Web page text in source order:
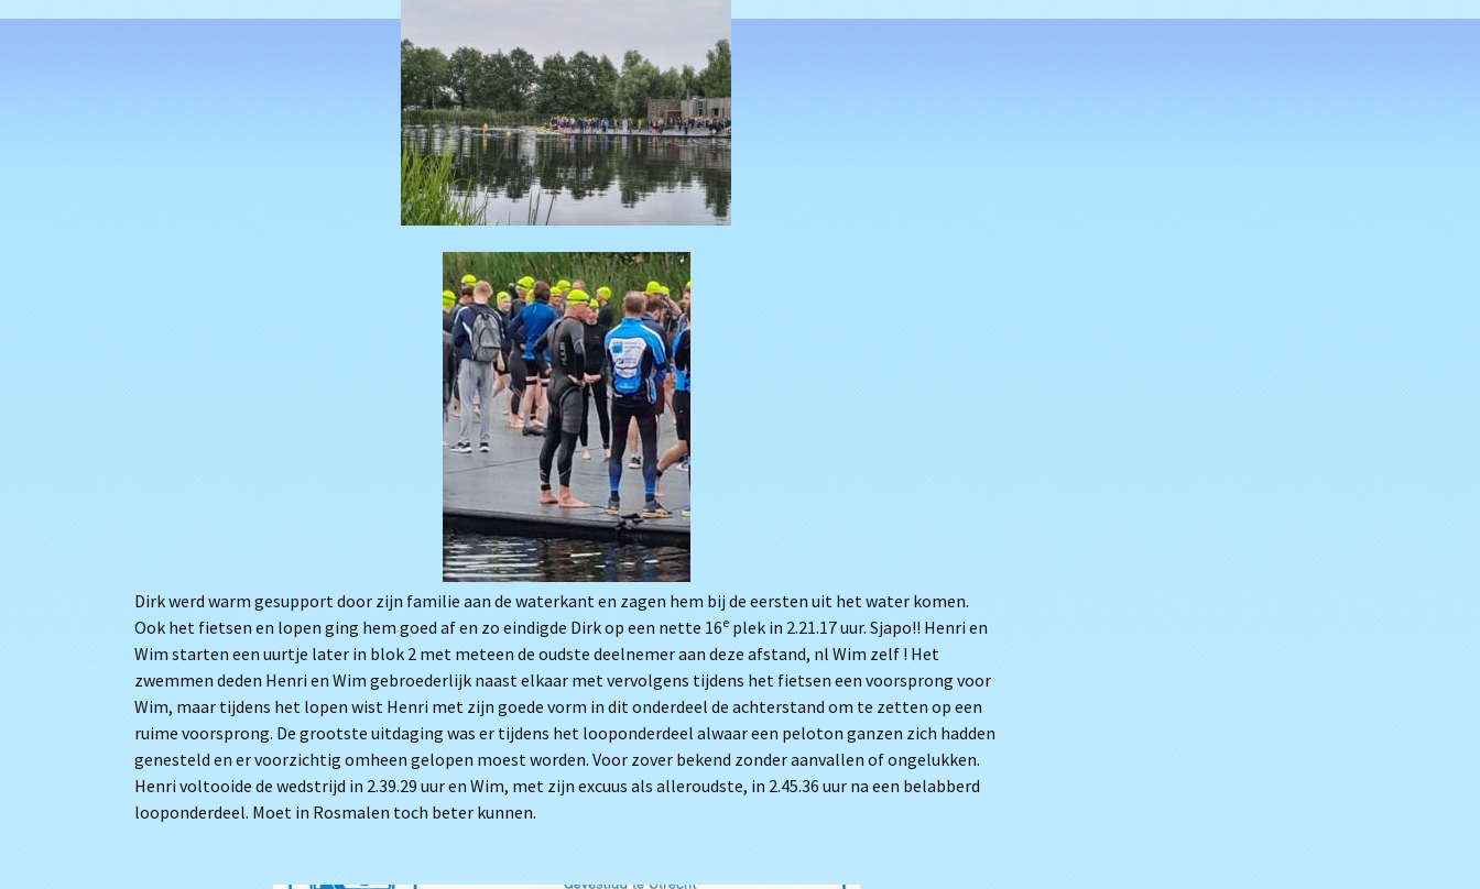
Dirk werd warm gesupport door zijn familie aan de waterkant en zagen hem bij de eersten uit het water komen.
Ook het fietsen en lopen ging hem goed af en zo eindigde Dirk op een nette 16e plek in 2.21.17 uur. Sjapo!! Henri en
Wim starten een uurtje later in blok 2 met meteen de oudste deelnemer aan deze afstand, nl Wim zelf ! Het
zwemmen deden Henri en Wim gebroederlijk naast elkaar met vervolgens tijdens het fietsen een voorsprong voor
Wim, maar tijdens het lopen wist Henri met zijn goede vorm in dit onderdeel de achterstand om te zetten op een
ruime voorsprong. De grootste uitdaging was er tijdens het looponderdeel alwaar een peloton ganzen zich hadden
genesteld en er voorzichtig omheen gelopen moest worden. Voor zover bekend zonder aanvallen of ongelukken.
Henri voltooide de wedstrijd in 2.39.29 uur en Wim, met zijn excuus als alleroudste, in 2.45.36 uur na een belabberd
looponderdeel. Moet in Rosmalen toch beter kunnen.